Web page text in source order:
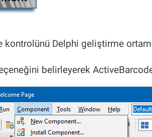
Delphi geliştirme
belirleyerek